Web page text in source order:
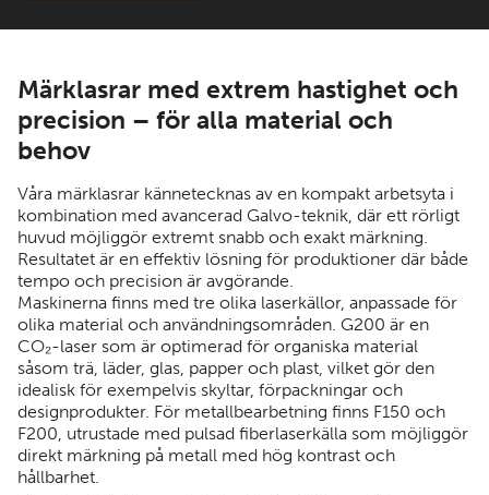
Märklasrar med extrem hastighet och
precision – för alla material och
behov
Våra märklasrar kännetecknas av en kompakt arbetsyta i
kombination med avancerad Galvo-teknik, där ett rörligt
huvud möjliggör extremt snabb och exakt märkning.
Resultatet är en effektiv lösning för produktioner där både
tempo och precision är avgörande.
Maskinerna finns med tre olika laserkällor, anpassade för
olika material och användningsområden. G200 är en
CO₂-laser som är optimerad för organiska material
såsom trä, läder, glas, papper och plast, vilket gör den
idealisk för exempelvis skyltar, förpackningar och
designprodukter. För metallbearbetning finns F150 och
F200, utrustade med pulsad fiberlaserkälla som möjliggör
direkt märkning på metall med hög kontrast och
hållbarhet.